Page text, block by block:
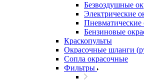
Безвоздушные
Электрические
Пневматические
Бензиновые
Краскопульты
Окрасочные шланги
Сопла окрасочные
Фильтры